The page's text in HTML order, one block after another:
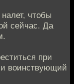
чтобы
сейчас. Да
при
воинствующий